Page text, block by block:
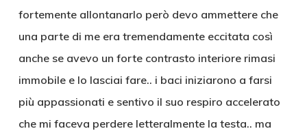
fortemente allontanarlo però devo ammettere che
una parte di me era tremendamente eccitata così
anche se avevo un forte contrasto interiore rimasi
immobile e lo lasciai fare.. i baci iniziarono a farsi
più appassionati e sentivo il suo respiro accelerato
che mi faceva perdere letteralmente la testa.. ma